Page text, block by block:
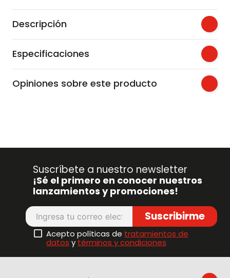
Descripción
Especificaciones
Opiniones sobre este producto
Suscríbete a nuestro newsletter
¡Sé el primero en conocer nuestros
lanzamientos y promociones!
Suscribirme
Acepto políticas de tratamientos de
datos y términos y condiciones